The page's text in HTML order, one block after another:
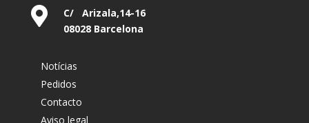

C/ Arizala,14-16
08028 Barcelona
Notícias
Pedidos
Contacto
Aviso legal